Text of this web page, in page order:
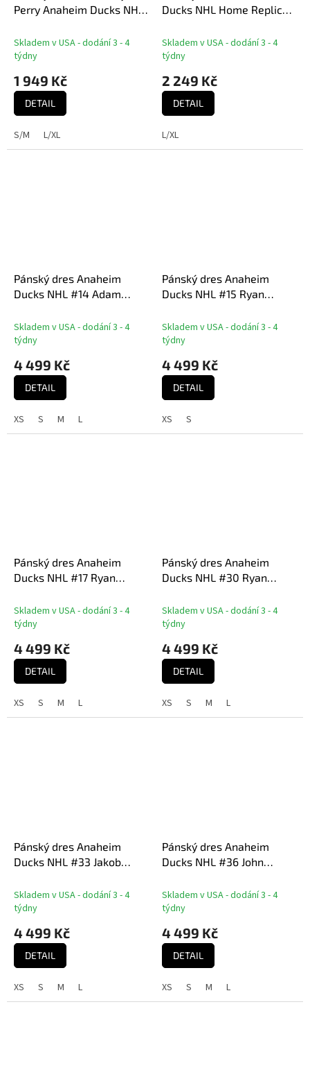
Perry Anaheim Ducks NHL
Skladem v USA - dodání 3 - 4
týdny
1 949 Kč
DETAIL
S/M L/XL
Ducks NHL Home Replica
Skladem v USA - dodání 3 - 4
týdny
2 249 Kč
DETAIL
L/XL
Pánský dres Anaheim
Ducks NHL #14 Adam
Home Jersey
Skladem v USA - dodání 3 - 4
týdny
4 499 Kč
DETAIL
XS S M L
Pánský dres Anaheim
Ducks NHL #15 Ryan
Jersey
Skladem v USA - dodání 3 - 4
týdny
4 499 Kč
DETAIL
XS S
Pánský dres Anaheim
Ducks NHL #17 Ryan
Jersey
Skladem v USA - dodání 3 - 4
týdny
4 499 Kč
DETAIL
XS S M L
Pánský dres Anaheim
Ducks NHL #30 Ryan
Jersey
Skladem v USA - dodání 3 - 4
týdny
4 499 Kč
DETAIL
XS S M L
Pánský dres Anaheim
Ducks NHL #33 Jakob
Home Jersey
Skladem v USA - dodání 3 - 4
týdny
4 499 Kč
DETAIL
XS S M L
Pánský dres Anaheim
Ducks NHL #36 John
Jersey
Skladem v USA - dodání 3 - 4
týdny
4 499 Kč
DETAIL
XS S M L